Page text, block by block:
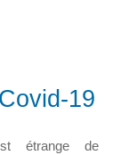
19
étrange de